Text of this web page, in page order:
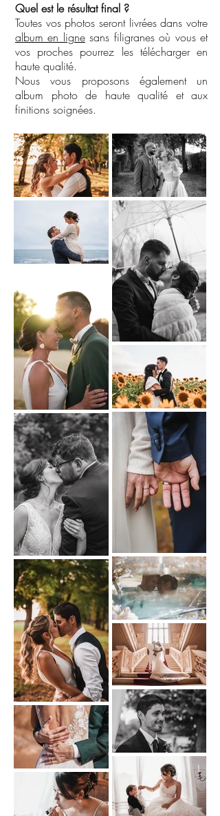
Quel est le résultat final ?
Toutes vos photos seront livrées dans votre
album en lignesans filigranes où vous et
vos proches pourrez les télécharger en
haute qualité.
Nous vous proposons également un
album photo de haute qualité et aux
finitions soignées.